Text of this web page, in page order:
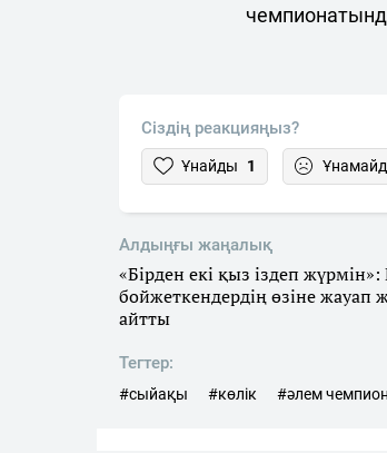
Сіздің реакцияңыз?
Ұнайды 1
Алдыңғы жаңалық
«Бірден екі қыз іздеп
бойжеткендердің өзіне жауап
айтты
Тегтер:
#сыйақы #көлік #әлем